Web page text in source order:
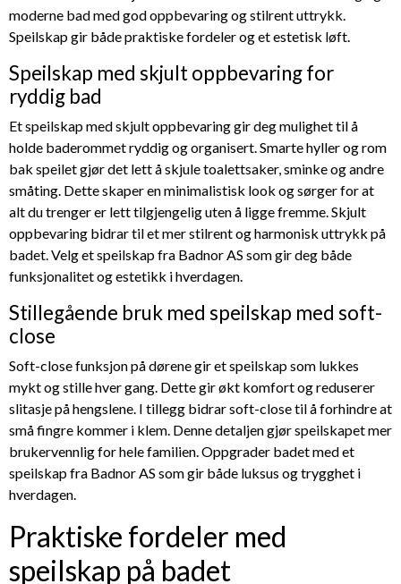
moderne bad med god oppbevaring og stilrent uttrykk.
Speilskap gir både praktiske fordeler og et estetisk løft.
Speilskap med skjult oppbevaring for
ryddig bad
Et speilskap med skjult oppbevaring gir deg mulighet til å
holde baderommet ryddig og organisert. Smarte hyller og rom
bak speilet gjør det lett å skjule toalettsaker, sminke og andre
småting. Dette skaper en minimalistisk look og sørger for at
alt du trenger er lett tilgjengelig uten å ligge fremme. Skjult
oppbevaring bidrar til et mer stilrent og harmonisk uttrykk på
badet. Velg et speilskap fra Badnor AS som gir deg både
funksjonalitet og estetikk i hverdagen.
Stillegående bruk med speilskap med soft-
close
Soft-close funksjon på dørene gir et speilskap som lukkes
mykt og stille hver gang. Dette gir økt komfort og reduserer
slitasje på hengslene. I tillegg bidrar soft-close til å forhindre at
små fingre kommer i klem. Denne detaljen gjør speilskapet mer
brukervennlig for hele familien. Oppgrader badet med et
speilskap fra Badnor AS som gir både luksus og trygghet i
hverdagen.
Praktiske fordeler med
speilskap på badet